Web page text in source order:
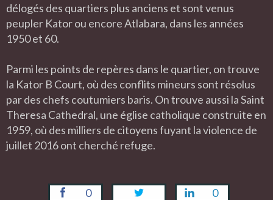
délogés des quartiers plus anciens et sont venus
peupler Kator ou encore Atlabara, dans les années
1950 et 60.
Parmi les points de repères dans le quartier, on trouve
la Kator B Court, où des conflits mineurs sont résolus
par des chefs coutumiers baris. On trouve aussi la Saint
Theresa Cathedral, une église catholique construite en
1959, où des milliers de citoyens fuyant la violence de
juillet 2016 ont cherché refuge.
0 0